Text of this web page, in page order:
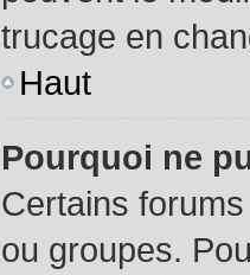
trucage en
Haut
Pourquoi ne
Certains
ou groupes.